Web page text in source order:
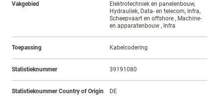
Vakgebied
Elektrotechniek en panelenbouw,
Hydrauliek, Data- en telecom, Infra,
Scheepvaart en offshore , Machine-
en apparatenbouw , Infra
Toepassing Kabelcodering
Statistieknummer 39191080
Statistieknummer Country of Origin DE